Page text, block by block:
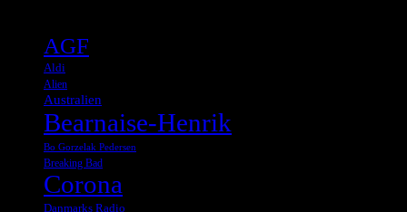
AGF
Aldi
Alien
Australien
Bearnaise-Henrik
Bo Gorzelak Pedersen
Breaking Bad
Corona
Danmarks Radio